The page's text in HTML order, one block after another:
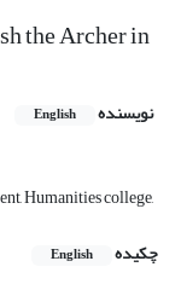
the Archer in
نویسنده English
Humanities college,
چکیده
English